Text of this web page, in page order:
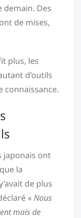
Des
de mises,
plus, les
d’outils
connaissance.
japonais ont
la
de plus
«Nous
mais de